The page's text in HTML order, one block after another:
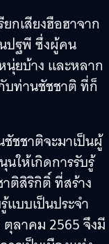
เสียงฮือฮาจาก
ปฐพี ซึ่งผู้คน
ยบ้าง และหลาก
บท่านชัชชาติ ที่ก็
ชชาติจะมาเป็นผู้
ให้เกิดการรับรู้
ติสิริกิติ์ ที่สร้าง
แบบเป็นประจำ
ตุลาคม 2565 จึงมี